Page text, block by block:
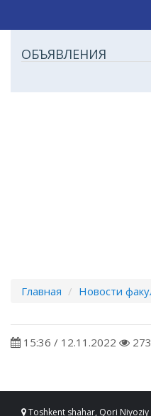
ОБЪЯВЛЕНИЯ
Главная Новости
15:36 / 12.11.2022
Toshkent shahar, Qori